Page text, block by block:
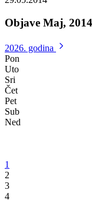
podrinjski kanton
Prioritet izgradnja
29.05.2014